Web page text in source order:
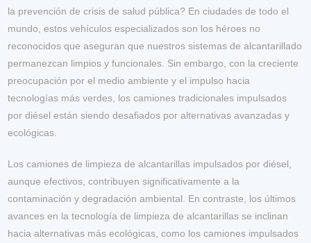
la prevención de crisis de salud pública? En ciudades de todo el
mundo, estos vehículos especializados son los héroes no
reconocidos que aseguran que nuestros sistemas de alcantarillado
permanezcan limpios y funcionales. Sin embargo, con la creciente
preocupación por el medio ambiente y el impulso hacia
tecnologías más verdes, los camiones tradicionales impulsados
por diésel están siendo desafiados por alternativas avanzadas y
ecológicas.
Los camiones de limpieza de alcantarillas impulsados por diésel,
aunque efectivos, contribuyen significativamente a la
contaminación y degradación ambiental. En contraste, los últimos
avances en la tecnología de limpieza de alcantarillas se inclinan
hacia alternativas más ecológicas, como los camiones impulsados